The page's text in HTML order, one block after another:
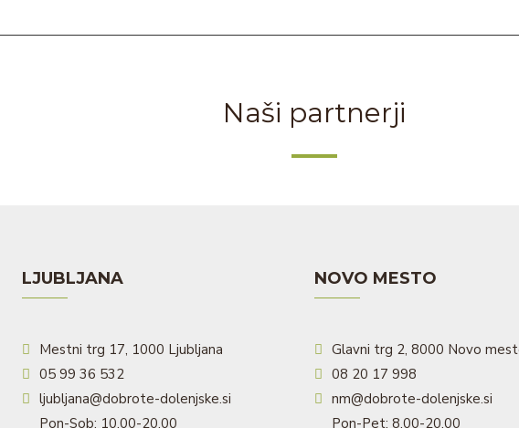
Naši partnerji
LJUBLJANA
Mestni trg 17, 1000 Ljubljana
05 99 36 532
ljubljana@dobrote-dolenjske.si
Pon-Sob: 10.00-20.00
NOVO MESTO
Glavni trg 2, 8000 Novo
08 20 17 998
nm@dobrote-dolenjske.si
Pon-Pet: 8.00-20.00